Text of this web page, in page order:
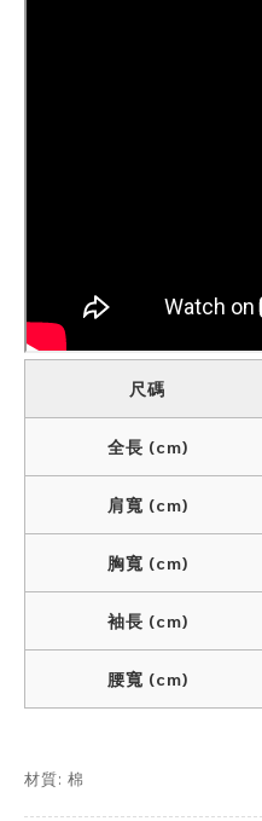
尺碼
全長 (cm)
肩寬 (cm)
胸寬 (cm)
袖長 (cm)
腰寬 (cm)
材質: 棉